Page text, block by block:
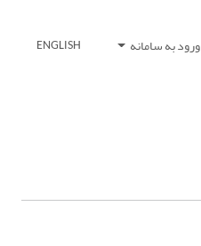
ورود به سامانه ENGLISH